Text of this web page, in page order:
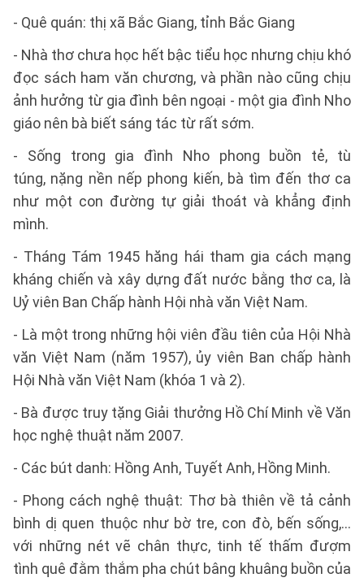
- Quê quán: thị xã Bắc Giang, tỉnh Bắc Giang
- Nhà thơ chưa học hết bậc tiểu học nhưng chịu khó
đọc sách ham văn chương, và phần nào cũng chịu
ảnh hưởng từ gia đình bên ngoại - một gia đình Nho
giáo nên bà biết sáng tác từ rất sớm.
- Sống trong gia đình Nho phong buồn tẻ, tù
túng, nặng nền nếp phong kiến, bà tìm đến thơ ca
như một con đường tự giải thoát và khẳng định
mình.
- Tháng Tám 1945 hăng hái tham gia cách mạng
kháng chiến và xây dựng đất nước bằng thơ ca, là
Uỷ viên Ban Chấp hành Hội nhà văn Việt Nam.
- Là một trong những hội viên đầu tiên của Hội Nhà
văn Việt Nam (năm 1957), ủy viên Ban chấp hành
Hội Nhà văn Việt Nam (khóa 1 và 2).
- Bà được truy tặng Giải thưởng Hồ Chí Minh về Văn
học nghệ thuật năm 2007.
- Các bút danh: Hồng Anh, Tuyết Anh, Hồng Minh.
- Phong cách nghệ thuật: Thơ bà thiên về tả cảnh
bình dị quen thuộc như bờ tre, con đò, bến sống,...
với những nét vẽ chân thực, tinh tế thấm đượm
tình quê đằm thắm pha chút bâng khuâng buồn của